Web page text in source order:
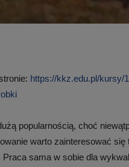
https://kkz.edu.pl/kursy/
popularnością, choć
warto zainteresować się
sama w sobie dla